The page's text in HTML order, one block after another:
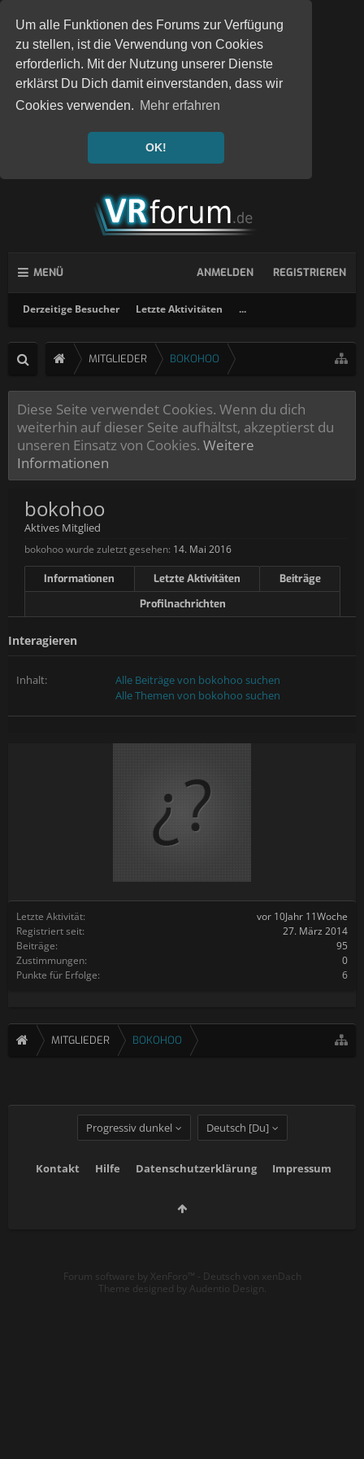
Um alle Funktionen des Forums zur Verfügung
zu stellen, ist die Verwendung von Cookies
erforderlich. Mit der Nutzung unserer Dienste
erklärst Du Dich damit einverstanden, dass wir
Cookies verwenden. Mehr erfahren
OK!
MENÜ
Derzeitige Besucher Letzte Aktivitäten ...
ANMELDEN REGISTRIEREN
MITGLIEDER BOKOHOO
Diese Seite verwendet Cookies. Wenn du dich
weiterhin auf dieser Seite aufhältst, akzeptierst du
unseren Einsatz von Cookies. Weitere
Informationen
Letzte Aktivität:
vor 10Jahr 11Woche
Registriert seit:
27. März 2014
Beiträge:
95
Zustimmungen:
0
Punkte für Erfolge:
6
bokohoo
Aktives Mitglied
bokohoo wurde zuletzt gesehen: 14. Mai 2016
Informationen Letzte Aktivitäten
Beiträge
Profilnachrichten
Interagieren
Inhalt:
Alle Beiträge von bokohoo suchen
Alle Themen von bokohoo suchen
MITGLIEDER BOKOHOO
Progressiv dunkel Deutsch [Du]
Kontakt Hilfe Datenschutzerklärung Impressum
Forum software by XenForo™ - Deutsch von xenDach
Theme designed by Audentio Design.